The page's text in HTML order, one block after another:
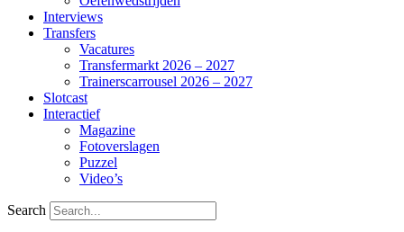
Interviews
Transfers
Vacatures
Transfermarkt 2026 – 2027
Trainerscarrousel 2026 – 2027
Slotcast
Interactief
Magazine
Fotoverslagen
Puzzel
Video’s
Search